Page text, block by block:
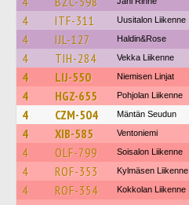
4 ITF-311 Uusitalon Liikenne
4 IJL-127 Haldin&Rose
4 TIH-284 Vekka Liikenne
4 LIJ-550 Niemisen Linjat
4 HGZ-655 Pohjolan Liikenne
4 CZM-504 Mäntän Seudun
4 XIB-585 Ventoniemi
4 OLF-799 Soisalon Liikenne
4 ROF-353 Kylmäsen Liikenne
4 ROF-354 Kokkolan Liikenne